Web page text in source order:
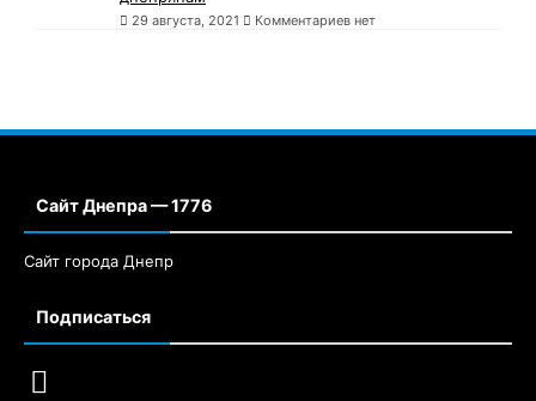
29 августа, 2021
Сайт Днепра — 1776
Сайт города Днепр
Подписаться